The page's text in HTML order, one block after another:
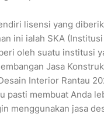
lisensi yang
ini ialah SKA
oleh suatu institusi
Jasa
Interior Rantau
pasti membuat Anda
menggunakan jasa